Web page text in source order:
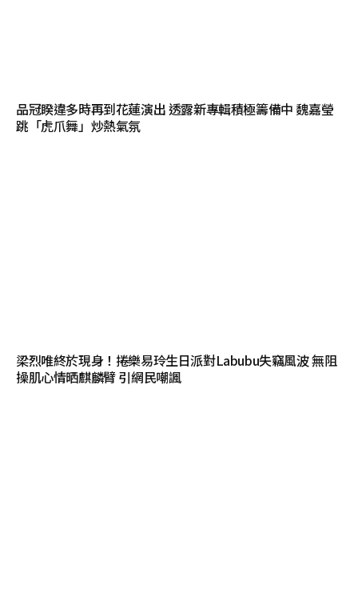
品冠睽違多時再到花蓮演出 透露新專輯積極籌備中 魏嘉瑩
跳「虎爪舞」炒熱氣氛
梁烈唯終於現身！捲樂易玲生日派對Labubu失竊風波 無阻
操肌心情晒麒麟臂 引網民嘲諷